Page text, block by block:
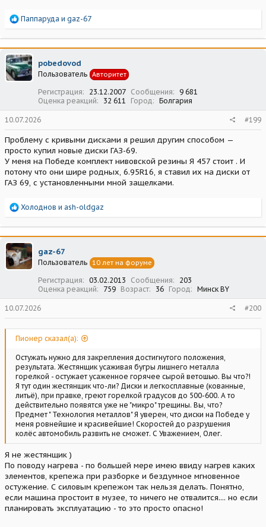
Р
а
к
ц
и
и
Паппаруда и gaz-67
pobedovod
Пользователь Авторитет
Регистрация 23.12.2007 Сообщения
9 681
Оценка реакций
32 611 Город Болгария
10.07.2026 #199
Проблему с кривыми дисками я решил другим способом —
просто купил новые диски ГАЗ-69.
У меня на Победе комплект нивовской резины Я 457 стоит . И
потому что они шире родных, 6.95R16, я ставил их на диски от
ГАЗ 69, с установленными мной защелками.
Р
а
к
ц
и
и
Холоднов и ash-oldgaz
gaz-67
Пользователь 10 лет на форуме
Регистрация 03.02.2013 Сообщения
203
Оценка реакций
759 Возраст 36 Город Минск BY
10.07.2026 #200
Пионер сказал(а):
Остужать нужно для закрепления достигнутого положения,
результата. Жестянщик усаживая бугры лишнего металла
горелкой - остужает усаженное горячее сырой ветошью. Вы что?!
Я тут один жестянщик что-ли? Диски и легкосплавные (кованные,
литьё), при правке, греют горелкой градусов до 500-600. А то
действительно появятся уже не "микро" трещины. Вы, что?
Предмет " Технология металлов" Я уверен, что диски на Победе у
меня ровнейшие и красивейшие! Скоростей до разрушения
колёс автомобиль развить не сможет. С Уважением, Олег.
Я не жестянщик )
По поводу нагрева - по большей мере имею ввиду нагрев каких
элементов, крепежа при разборке и бездумное мгновенное
остужение. С силовым крепежом так нельзя делать. Понятно,
если машина простоит в музее, то ничего не отвалится.... но если
планировать эксплуатацию - то это просто опасно!